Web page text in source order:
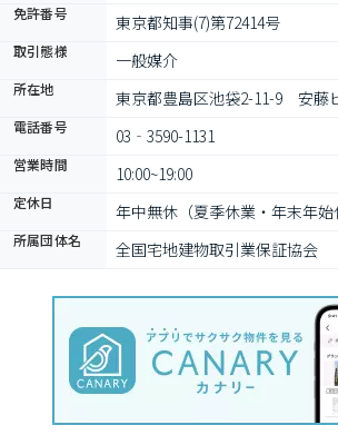
免許番号 東京都知事(7)第72414号
取引態様 一般媒介
所在地 東京都豊島区池袋2-11-9　安藤
電話番号 03‐3590-1131
営業時間 10:00~19:00
定休日 年中無休（夏季休業・年末年始
所属団体名 全国宅地建物取引業保証協会